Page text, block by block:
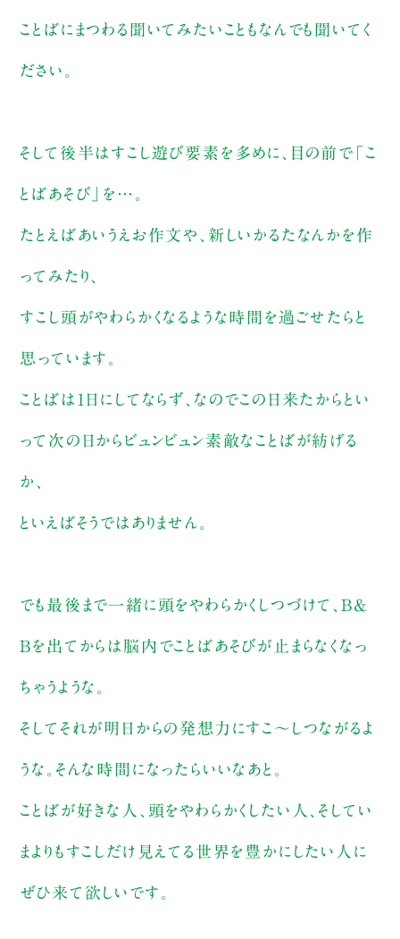
ことばにまつわる聞いてみたいこともなんでも聞いてく
ださい。
そして後半はすこし遊び要素を多めに、目の前で「こ
とばあそび」を…。
たとえばあいうえお作文や、新しいかるたなんかを作
ってみたり、
すこし頭がやわらかくなるような時間を過ごせたらと
思っています。
ことばは1日にしてならず、なのでこの日来たからとい
って次の日からビュンビュン素敵なことばが紡げる
か、
といえばそうではありません。
でも最後まで一緒に頭をやわらかくしつづけて、B&
Bを出てからは脳内でことばあそびが止まらなくなっ
ちゃうような。
そしてそれが明日からの発想力にすこ〜しつながるよ
うな。そんな時間になったらいいなあと。
ことばが好きな人、頭をやわらかくしたい人、そしてい
まよりもすこしだけ見えてる世界を豊かにしたい人に
ぜひ来て欲しいです。